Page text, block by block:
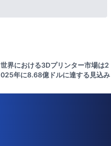
世界における3Dプリンター市場は2
025年に8.68億ドルに達する見込み